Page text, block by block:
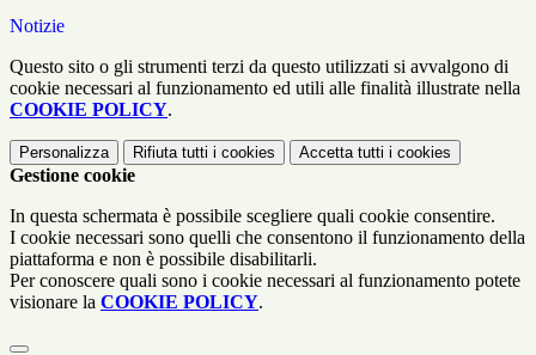
Notizie
Questo sito o gli strumenti terzi da questo utilizzati si avvalgono di
cookie necessari al funzionamento ed utili alle finalità illustrate nella
COOKIE POLICY.
Personalizza Rifiuta tutti i cookies Accetta tutti i cookies
Gestione cookie
In questa schermata è possibile scegliere quali cookie consentire.
I cookie necessari sono quelli che consentono il funzionamento della
piattaforma e non è possibile disabilitarli.
Per conoscere quali sono i cookie necessari al funzionamento potete
visionare la COOKIE POLICY.